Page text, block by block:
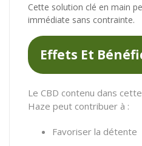
Cette solution clé en main
immédiate sans contrainte.
Effets Et
Le CBD contenu dans
Haze peut contribuer à :
Favoriser la détente